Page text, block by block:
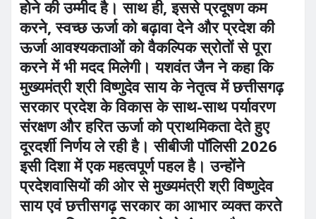
होने की उम्मीद है। साथ ही, इससे प्रदूषण कम
करने, स्वच्छ ऊर्जा को बढ़ावा देने और प्रदेश की
ऊर्जा आवश्यकताओं को वैकल्पिक स्रोतों से पूरा
करने में भी मदद मिलेगी। यशवंत जैन ने कहा कि
मुख्यमंत्री श्री विष्णुदेव साय के नेतृत्व में छत्तीसगढ़
सरकार प्रदेश के विकास के साथ-साथ पर्यावरण
संरक्षण और हरित ऊर्जा को प्राथमिकता देते हुए
दूरदर्शी निर्णय ले रही है। सीबीजी पॉलिसी 2026
इसी दिशा में एक महत्वपूर्ण पहल है। उन्होंने
प्रदेशवासियों की ओर से मुख्यमंत्री श्री विष्णुदेव
साय एवं छत्तीसगढ़ सरकार का आभार व्यक्त करते